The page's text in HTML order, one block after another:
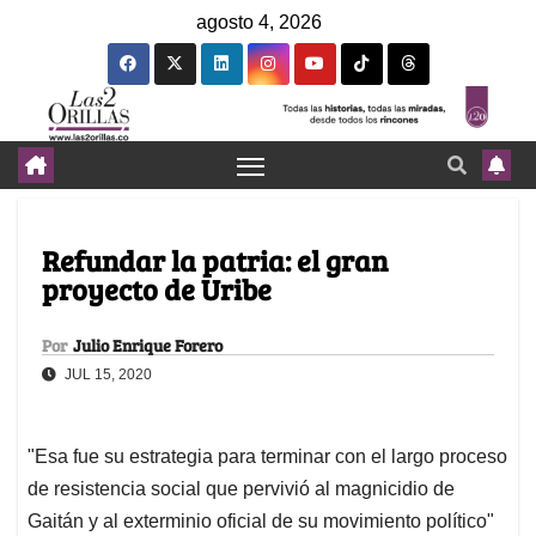
agosto 4, 2026
Refundar la patria: el gran
proyecto de Uribe
Por Julio Enrique Forero
JUL 15, 2020
"Esa fue su estrategia para terminar con el largo proceso
de resistencia social que pervivió al magnicidio de
Gaitán y al exterminio oficial de su movimiento político"